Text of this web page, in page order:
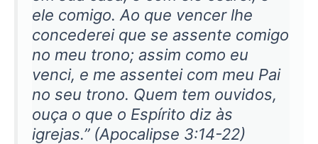
ele comigo. Ao que vencer lhe
concederei que se assente comigo
no meu trono; assim como eu
venci, e me assentei com meu Pai
no seu trono. Quem tem ouvidos,
ouça o que o Espírito diz às
igrejas.” (Apocalipse 3:14-22)